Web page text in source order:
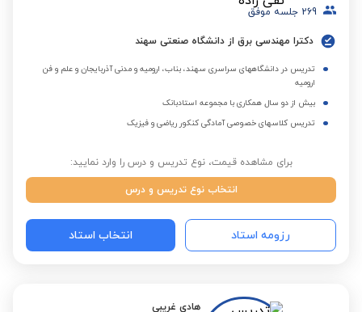
269 جلسه موفق
دکترا مهندسی برق از دانشگاه صنعتی سهند
تدریس در دانشگاههای سراسری سهند، بناب، ارومیه و مدنی آذربایجان و علم و فن
ارومیه
بیش از دو سال همکاری با مجموعه استادبانک
تدریس کلاسهای خصوصی آمادگی کنکور ریاضی و فیزیک
برای مشاهده قیمت، نوع تدریس و درس را وارد نمایید:
انتخاب نوع تدریس و درس
رزومه استاد انتخاب استاد
هادی غریبی